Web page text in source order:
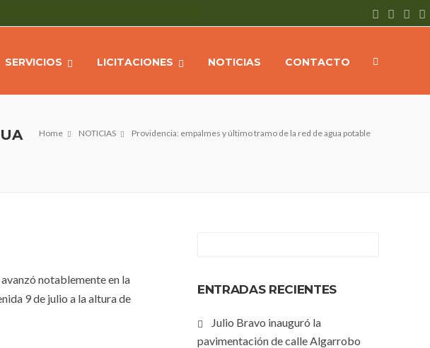
SERVICIOS LICITACIONES NOTICIAS CONTACTO
Home NOTICIAS Providencia: empalmes y último tramo de la red de agua potable
notablemente en la
9 de julio a la altura de
ENTRADAS RECIENTES
Julio Bravo inauguró la
pavimentación de calle Algarrobo